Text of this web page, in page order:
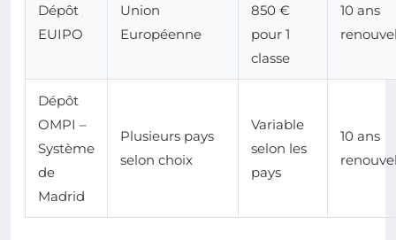
Dépôt
EUIPO
Union
Européenne
850 €
pour 1
classe
10 ans
Dépôt
OMPI –
Système
de
Madrid
Plusieurs pays
selon choix
Variable
selon les
pays
10 ans